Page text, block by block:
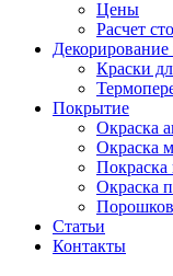
Цены
Расчет
Декорирование
Краски
Покрытие
Окраска
Окраска
Покраска
Окраска
Статьи
Контакты